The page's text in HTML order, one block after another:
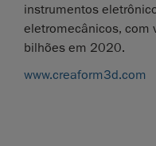
instrumentos
eletromecânicos, com
bilhões em 2020.
www.creaform3d.com